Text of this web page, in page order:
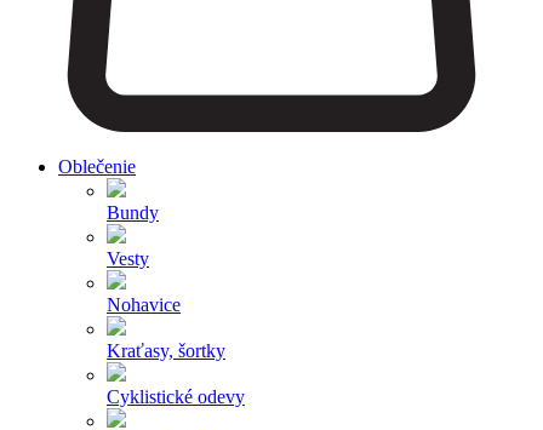
Oblečenie
Bundy
Vesty
Nohavice
Kraťasy, šortky
Cyklistické odevy